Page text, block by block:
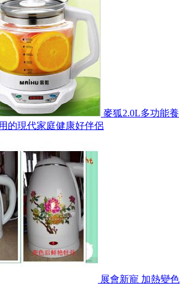
麥狐2.0L多功能養
的現代家庭健康好伴侶
展會新寵 加熱變色